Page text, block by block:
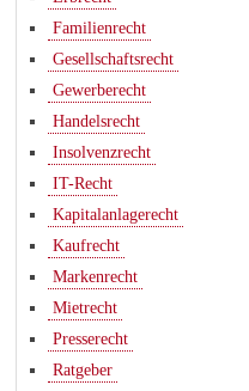
Familienrecht
Gesellschaftsrecht
Gewerberecht
Handelsrecht
Insolvenzrecht
IT-Recht
Kapitalanlagerecht
Kaufrecht
Markenrecht
Mietrecht
Presserecht
Ratgeber